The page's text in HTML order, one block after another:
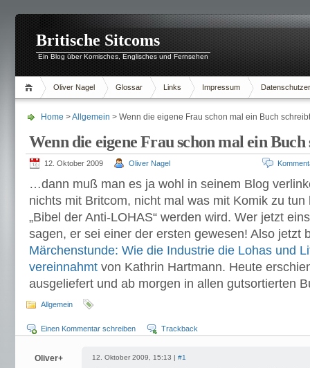
Britische Sitcoms
Ein Blog über Komisches, Englisches und Fernsehen
Oliver Nagel Glossar Links Impressum
Home >Allgemein > Wenn die eigene Frau schon mal ein Buch
Wenn die eigene Frau schon mal ein
12. Oktober 2009 Oliver Nagel
…dann muß man es ja wohl in seinem Blog
nichts mit Britcom, nicht mal was mit Komik zu
„Bibel der Anti-LOHAS“ werden wird. Wer jetzt
sagen, er sei einer der ersten gewesen! Also jetzt
Märchenstunde: Wie die Industrie die Lohas und
vereinnahmt von Kathrin Hartmann. Heute
ausgeliefert und ab morgen in allen gutsortierten
Allgemein
Einen Kommentar schreiben Trackback
Oliver+ 12. Oktober 2009, 15:13 | #1